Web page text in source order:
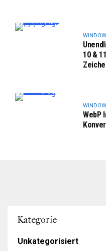
10 &
WebP
Kategorie
Unkategorisiert